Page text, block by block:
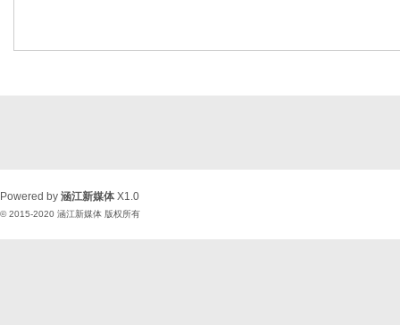
Powered by 涵江新媒体 X1.0
© 2015-2020 涵江新媒体 版权所有